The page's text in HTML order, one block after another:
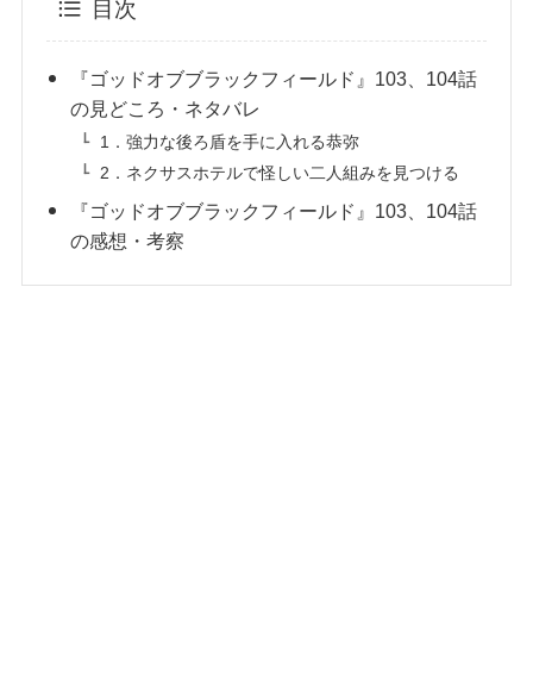
目次
『ゴッドオブブラックフィールド』103、104話
の見どころ・ネタバレ
1．強力な後ろ盾を手に入れる恭弥
2．ネクサスホテルで怪しい二人組みを見つける
『ゴッドオブブラックフィールド』103、104話
の感想・考察